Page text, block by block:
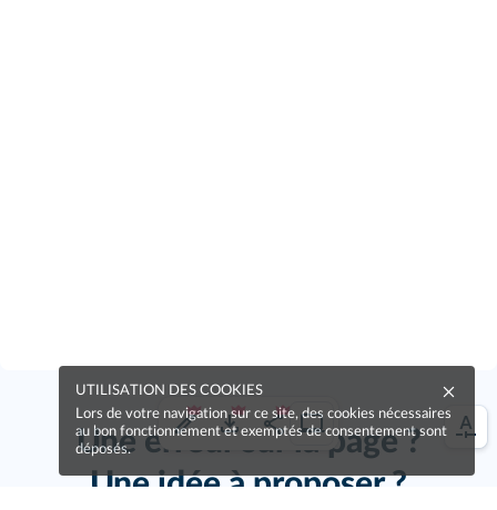
Une erreur sur la page ?
Une idée à proposer ?
UTILISATION DES COOKIES
Lors de votre navigation sur ce site, des cookies nécessaires
au bon fonctionnement et exemptés de consentement sont
déposés.